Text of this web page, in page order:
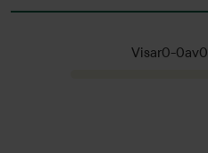
Visar0-0av0